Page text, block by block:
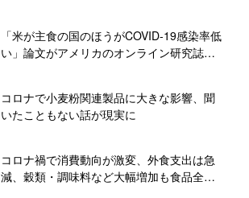
「米が主食の国のほうがCOVID-19感染率低
い」論文がアメリカのオンライン研究誌に
コロナで小麦粉関連製品に大きな影響、聞
いたこともない話が現実に
コロナ禍で消費動向が激変、外食支出は急
減、穀類・調味料など大幅増加も食品全体